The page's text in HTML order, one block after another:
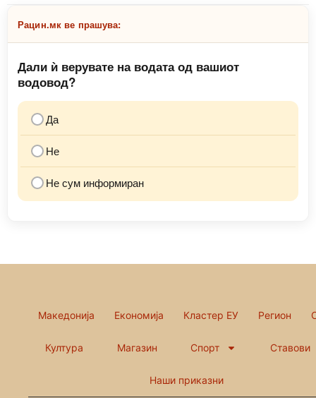
Рацин.мк ве прашува:
Дали ѝ верувате на водата од вашиот
водовод?
Да
Не
Не сум информиран
Македонија Економија Кластер ЕУ Регион
Култура Магазин Спорт Ставови
Наши приказни